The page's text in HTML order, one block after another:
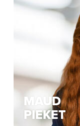
MAUD
PIEKET